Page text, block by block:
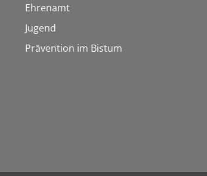
Ehrenamt
Jugend
Prävention im Bistum